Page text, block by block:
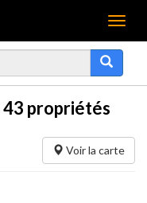
Menu
43 propriétés
Voir la carte